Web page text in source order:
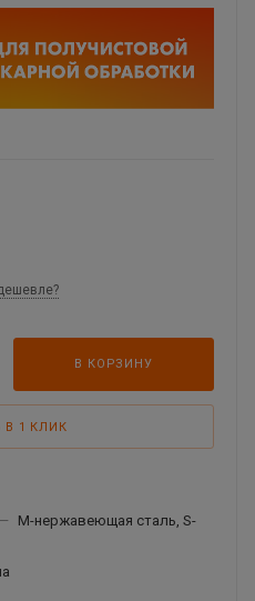
В КОРЗИНУ
В 1 КЛИК
—
М-нержавеющая сталь, S-